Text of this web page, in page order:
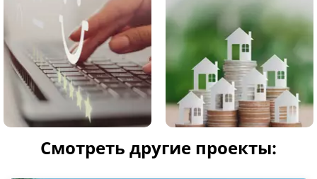
Смотреть другие проекты: